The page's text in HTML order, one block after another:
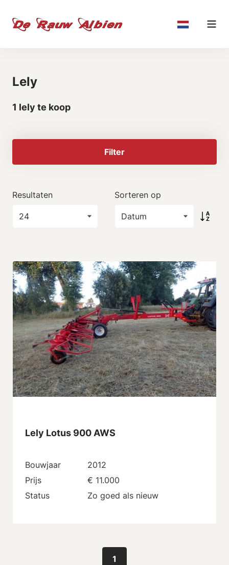
Lely
1 lely te koop
Filter
Resultaten Sorteren op
Lely Lotus 900 AWS
Bouwjaar
2012
Prijs
€ 11.000
Status
Zo goed als nieuw
1